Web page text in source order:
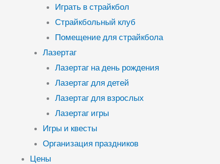
Играть в страйкбол
Страйкбольный клуб
Помещение для страйкбола
Лазертаг
Лазертаг на день рождения
Лазертаг для детей
Лазертаг для взрослых
Лазертаг игры
Игры и квесты
Организация праздников
Цены